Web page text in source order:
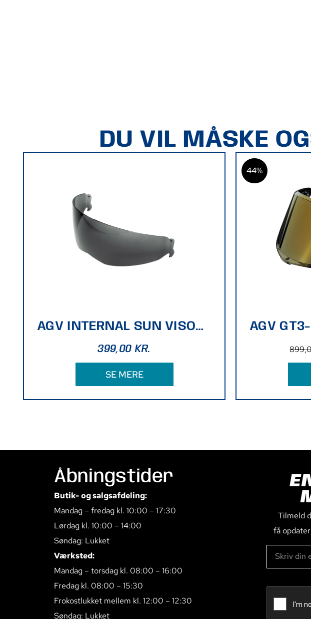
DU VIL MÅSKE
AGV INTERNAL SUN VISOR SPORTMODULAR SMOKE 80%
399,00KR.
SE MERE
44%
Åbningstider
Butik- og salgsafdeling:
Mandag – fredag kl. 10:00 – 17:30
Lørdag kl. 10:00 – 14:00
Søndag: Lukket
Værksted:
Mandag – torsdag kl. 08:00 – 16:00
Fredag kl. 08:00 – 15:30
Frokostlukket mellem kl. 12:00 – 12:30
Søndag: Lukket
Tilmeld
få